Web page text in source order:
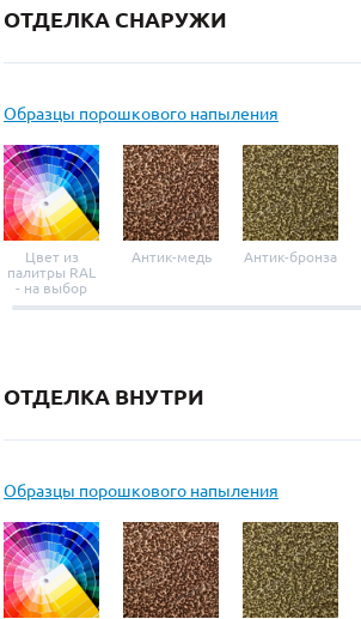
ОТДЕЛКА СНАРУЖИ
Образцы порошкового напыления
Цвет из
палитры RAL
- на выбор
Антик-медь Антик-бронза
ОТДЕЛКА ВНУТРИ
Образцы порошкового напыления